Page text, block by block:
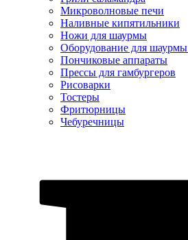
Микроволновые печи
Наливные кипятильники
Ножи для шаурмы
Оборудование для
Пончиковые аппараты
Прессы для гамбургеров
Рисоварки
Тостеры
Фритюрницы
Чебуречницы